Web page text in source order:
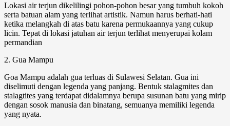
Lokasi air terjun dikelilingi pohon-pohon besar yang tumbuh kokoh
serta batuan alam yang terlihat artistik. Namun harus berhati-hati
ketika melangkah di atas batu karena permukaannya yang cukup
licin. Tepat di lokasi jatuhan air terjun terlihat menyerupai kolam
permandian
2. Gua Mampu
Goa Mampu adalah gua terluas di Sulawesi Selatan. Gua ini
diselimuti dengan legenda yang panjang. Bentuk stalagmites dan
stalagtites yang terdapat didalamnya berupa susunan batu yang mirip
dengan sosok manusia dan binatang, semuanya memiliki legenda
yang nyata.